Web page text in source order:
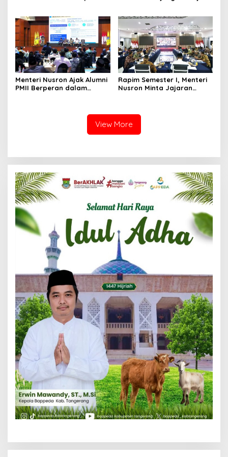
Kanwil BPN Provinsi Sulut
Sektor
Menteri Nusron Ajak Alumni
PMII Berperan dalam
Rapim Semester I, Menteri
Nusron Minta Jajaran
View More